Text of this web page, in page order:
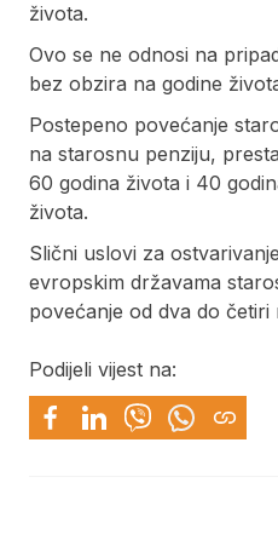
života.
Ovo se ne odnosi na
bez obzira na godine
Postepeno povećanje
na starosnu penziju,
60 godina života i 40
života.
Slični uslovi za
evropskim državama
povećanje od dva do četiri
Podijeli vijest na: